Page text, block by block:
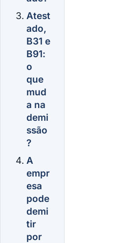
Atest
ado,
B31 e
B91:
o
que
mud
a na
demi
ssão
?
A
empr
esa
pode
demi
tir
por